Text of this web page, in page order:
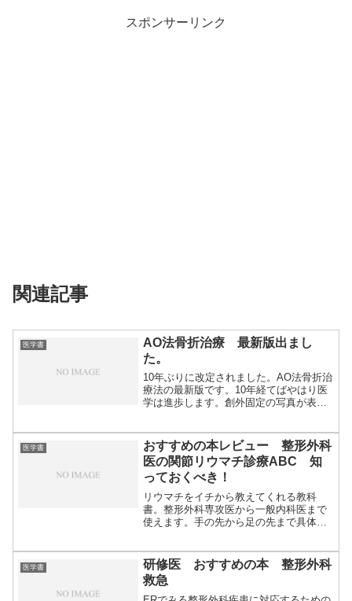
スポンサーリンク
関連記事
医学書
AO法骨折治療 最新版出まし
た。
10年ぶりに改定されました。AO法骨折治
療法の最新版です。10年経てばやはり医
学は進歩します。創外固定の写真が表紙
医学書
おすすめの本レビュー 整形外科
医の関節リウマチ診療ABC 知
っておくべき！
リウマチをイチから教えてくれる教科
書。整形外科専攻医から一般内科医まで
使えます。手の先から足の先まで具体的
医学書
研修医 おすすめの本 整形外科
救急